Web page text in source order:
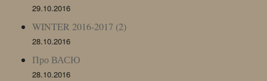
29.10.2016
WINTER 2016-2017 (2)
28.10.2016
Про ВАСЮ
28.10.2016